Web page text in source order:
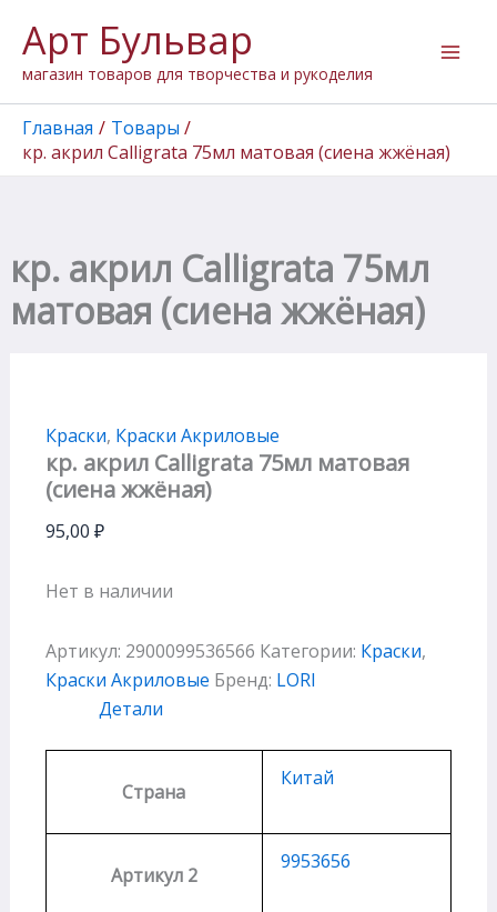
содержимому
Арт Бульвар
магазин товаров для творчества и рукоделия
Главная
Товары
кр. акрил Calligrata 75мл матовая (сиена жжёная)
кр. акрил Calligrata 75мл
матовая (сиена жжёная)
Краски, Краски Акриловые
кр. акрил Calligrata 75мл матовая
(сиена жжёная)
95,00 ₽
Нет в наличии
Артикул: 2900099536566 Категории: Краски,
Краски Акриловые Бренд: LORI
Детали
Страна
Китай
Артикул 2
9953656